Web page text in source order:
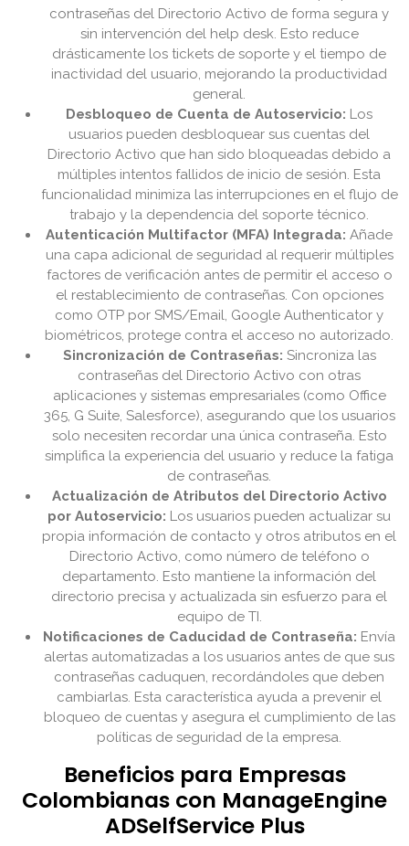
contraseñas del Directorio Activo de forma segura y
sin intervención del help desk. Esto reduce
drásticamente los tickets de soporte y el tiempo de
inactividad del usuario, mejorando la productividad
general.
Desbloqueo de Cuenta de Autoservicio: Los
usuarios pueden desbloquear sus cuentas del
Directorio Activo que han sido bloqueadas debido a
múltiples intentos fallidos de inicio de sesión. Esta
funcionalidad minimiza las interrupciones en el flujo de
trabajo y la dependencia del soporte técnico.
Autenticación Multifactor (MFA) Integrada: Añade
una capa adicional de seguridad al requerir múltiples
factores de verificación antes de permitir el acceso o
el restablecimiento de contraseñas. Con opciones
como OTP por SMS/Email, Google Authenticator y
biométricos, protege contra el acceso no autorizado.
Sincronización de Contraseñas: Sincroniza las
contraseñas del Directorio Activo con otras
aplicaciones y sistemas empresariales (como Office
365, G Suite, Salesforce), asegurando que los usuarios
solo necesiten recordar una única contraseña. Esto
simplifica la experiencia del usuario y reduce la fatiga
de contraseñas.
Actualización de Atributos del Directorio Activo
por Autoservicio: Los usuarios pueden actualizar su
propia información de contacto y otros atributos en el
Directorio Activo, como número de teléfono o
departamento. Esto mantiene la información del
directorio precisa y actualizada sin esfuerzo para el
equipo de TI.
Notificaciones de Caducidad de Contraseña: Envía
alertas automatizadas a los usuarios antes de que sus
contraseñas caduquen, recordándoles que deben
cambiarlas. Esta característica ayuda a prevenir el
bloqueo de cuentas y asegura el cumplimiento de las
políticas de seguridad de la empresa.
Beneficios para Empresas
Colombianas con ManageEngine
ADSelfService Plus